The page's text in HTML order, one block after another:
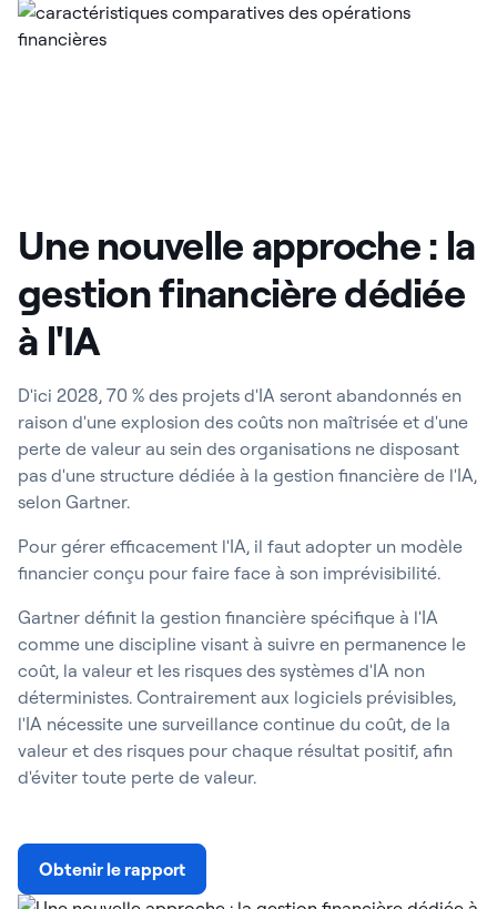
Une nouvelle approche : la
gestion financière dédiée
à l'IA
D'ici 2028, 70 % des projets d'IA seront abandonnés en
raison d'une explosion des coûts non maîtrisée et d'une
perte de valeur au sein des organisations ne disposant
pas d'une structure dédiée à la gestion financière de l'IA,
selon Gartner.
Pour gérer efficacement l'IA, il faut adopter un modèle
financier conçu pour faire face à son imprévisibilité.
Gartner définit la gestion financière spécifique à l'IA
comme une discipline visant à suivre en permanence le
coût, la valeur et les risques des systèmes d'IA non
déterministes. Contrairement aux logiciels prévisibles,
l'IA nécessite une surveillance continue du coût, de la
valeur et des risques pour chaque résultat positif, afin
d'éviter toute perte de valeur.
Obtenir le rapport